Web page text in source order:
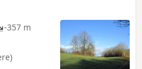
lac naturel de France.
premières communautés
avant J.C. (village néolithique
sont classés "zones
-357 m